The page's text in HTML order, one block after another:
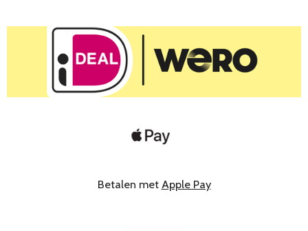
Betalen met Apple Pay